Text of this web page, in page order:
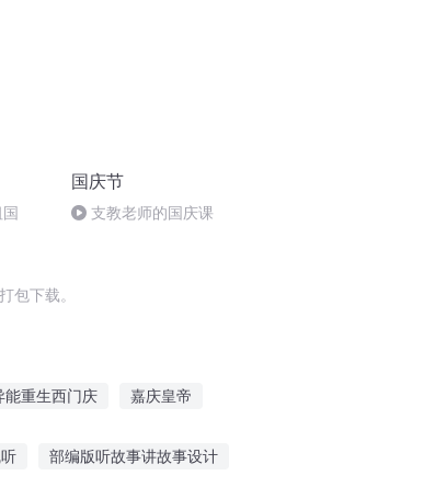
国庆节
支教老师的国庆课
包下载。
能重生西门庆 嘉庆皇帝
部编版听故事讲故事设计